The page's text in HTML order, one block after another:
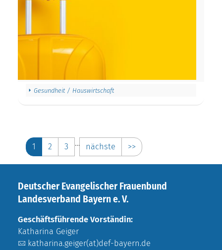
Gesundheit / Hauswirtschaft
1 2 3 … nächste >>
Deutscher Evangelischer Frauenbund
Landesverband Bayern e. V.
Geschäftsführende Vorständin:
Katharina Geiger
katharina.geiger(at)def-bayern.de